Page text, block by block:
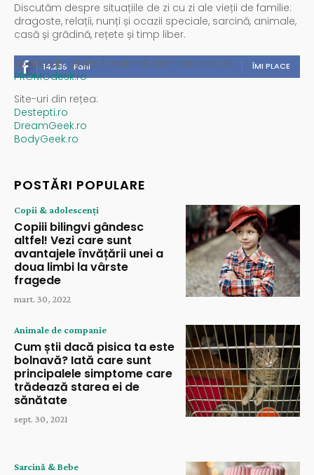
Discutăm despre situațiile de zi cu zi ale vieții de familie:
dragoste, relații, nunți și ocazii speciale, sarcină, animale,
casă și grădină, rețete și timp liber.
14,235 Fani ÎMI PLACE
Spații publicitare / reclamă administrată de
PROMOdesk.ro
Site-uri din rețea:
Destepti.ro
DreamGeek.ro
BodyGeek.ro
POSTĂRI POPULARE
Copii & adolescenți
Copiii bilingvi gândesc
altfel! Vezi care sunt
avantajele învățării unei a
doua limbi la vârste
fragede
mart. 30, 2022
Animale de companie
Cum știi dacă pisica ta este
bolnavă? Iată care sunt
principalele simptome care
trădează starea ei de
sănătate
sept. 30, 2021
Sarcină & Bebe